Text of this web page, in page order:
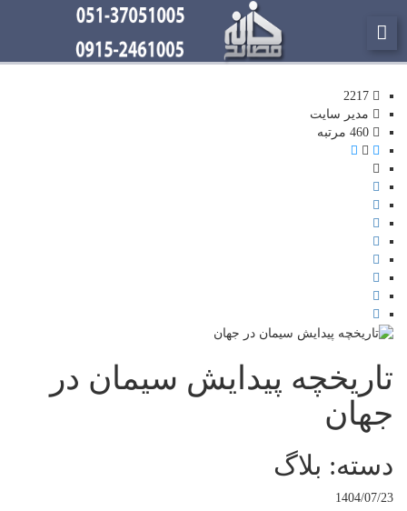
2217
مدیر سایت
460 مرتبه
تاریخچه پیدایش سیمان در
جهان
دسته: بلاگ
1404/07/23